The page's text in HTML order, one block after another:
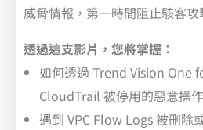
威脅情報，第一時間阻止駭客攻
透過這支影片，您將掌握：
如何透過 Trend Vision One
CloudTrail 被停用的惡意操作
遇到 VPC Flow Logs 被刪除